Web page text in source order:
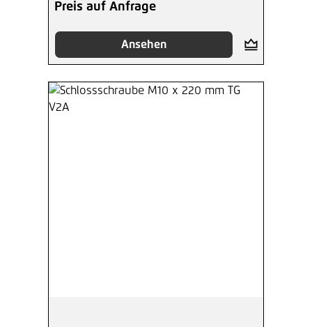
Preis auf Anfrage
Ansehen